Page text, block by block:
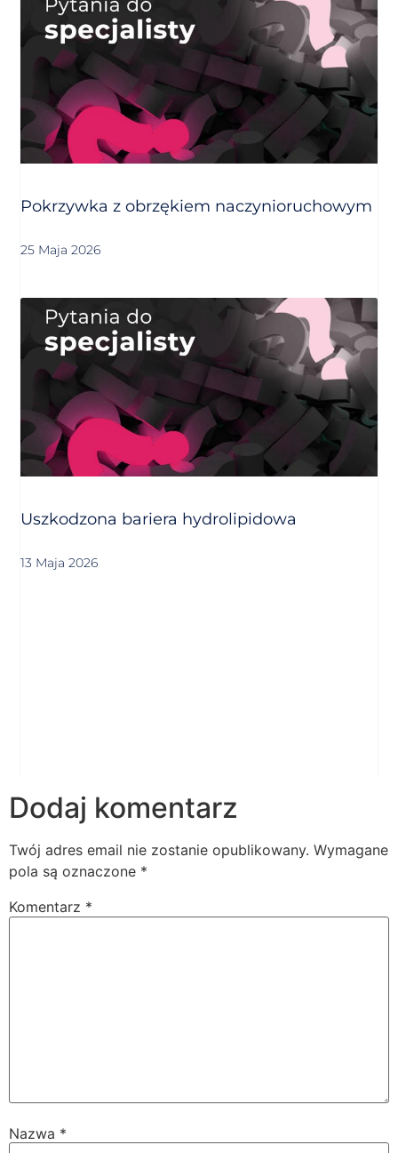
Pokrzywka z obrzękiem naczynioruchowym
25 Maja 2026
Uszkodzona bariera hydrolipidowa
13 Maja 2026
Dodaj komentarz
Twój adres email nie zostanie opublikowany. Wymagane
pola są oznaczone *
Komentarz *
Nazwa *